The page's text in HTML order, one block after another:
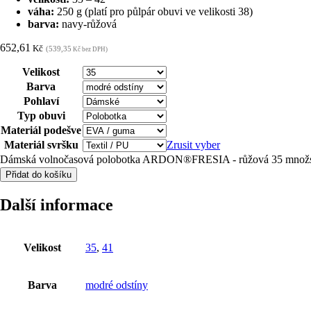
váha: 250 g (platí pro půlpár obuvi ve velikosti 38)
barva: navy-růžová
652,61 Kč (539,35 Kč bez DPH)
Velikost
Barva
Pohlaví
Typ obuvi
Materiál podešve
Materiál svršku
Zrusit vyber
Dámská volnočasová polobotka ARDON®FRESIA - růžová 35
Přidat do košíku
Další informace
Velikost 35, 41
Barva modré odstíny